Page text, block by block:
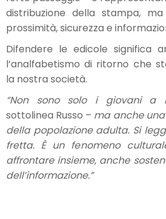
distribuzione della stampa,
prossimità, sicurezza e
Difendere le edicole significa
l’analfabetismo di ritorno che
la nostra società.
“Non sono solo i giovani a
sottolinea Russo – ma anche
della popolazione adulta. Si
fretta. È un fenomeno
affrontare insieme, anche
dell’informazione.”